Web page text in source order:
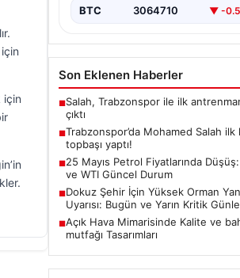
için
BTC 3064710 ▼ -
Son Eklenen Haberler
■Salah, Trabzonspor ile ilk
çıktı
■Trabzonspor’da Mohamed Salah ilk
topbaşı yaptı!
■25 Mayıs Petrol Fiyatlarında
ve WTI Güncel Durum
■Dokuz Şehir İçin Yüksek Orman
Uyarısı: Bugün ve Yarın Kritik
■Açık Hava Mimarisinde Kalite ve
mutfağı Tasarımları